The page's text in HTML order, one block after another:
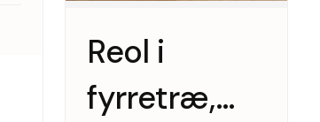
Reol i
fyrretræ,